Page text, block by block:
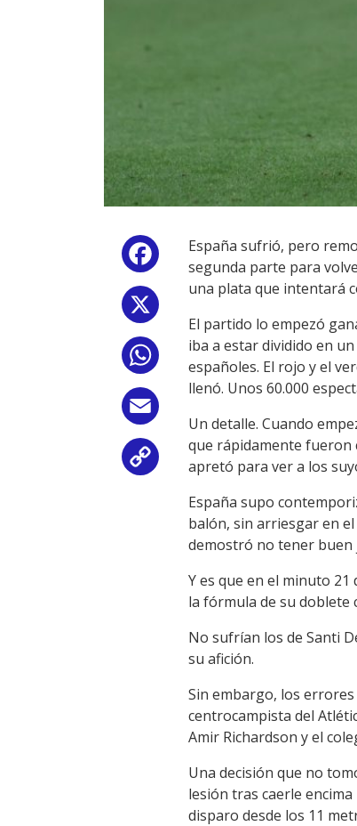
Facebook
WhatsApp
Copy
Link
España sufrió, pero
segunda parte para
una plata que intentará
El partido lo empezó
iba a estar dividido en
españoles. El rojo y el
llenó. Unos 60.000
Un detalle. Cuando
que rápidamente fueron
apretó para ver a los
España supo
balón, sin arriesgar en
demostró no tener buen
Y es que en el minuto
la fórmula de su doblete
No sufrían los de Santi
su afición.
Sin embargo, los errores
centrocampista del
Amir Richardson y el
Una decisión que no
lesión tras caerle
disparo desde los 11